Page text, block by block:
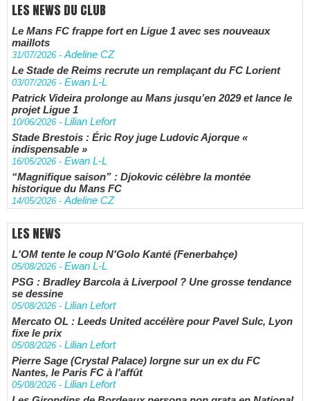
LES NEWS DU CLUB
Le Mans FC frappe fort en Ligue 1 avec ses nouveaux
maillots
31/07/2026 -Adeline CZ
Le Stade de Reims recrute un remplaçant du FC Lorient
03/07/2026 - Ewan L-L
Patrick Videira prolonge au Mans jusqu’en 2029 et lance le
projet Ligue 1
10/06/2026 - Lilian Lefort
Stade Brestois : Éric Roy juge Ludovic Ajorque «
indispensable »
16/05/2026 - Ewan L-L
“Magnifique saison” : Djokovic célèbre la montée
historique du Mans FC
14/05/2026 -Adeline CZ
LES NEWS
L'OM tente le coup N'Golo Kanté (Fenerbahçe)
05/08/2026 - Ewan L-L
PSG : Bradley Barcola à Liverpool ? Une grosse tendance
se dessine
05/08/2026 - Lilian Lefort
Mercato OL : Leeds United accélère pour Pavel Sulc, Lyon
fixe le prix
05/08/2026 - Lilian Lefort
Pierre Sage (Crystal Palace) lorgne sur un ex du FC
Nantes, le Paris FC à l'affût
05/08/2026 - Lilian Lefort